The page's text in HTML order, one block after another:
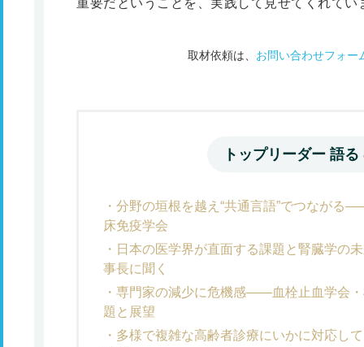
重要だということを、実践して見せてくれてい
取材依頼は、 お問い合わせフォー
トップリーダー 語る
分野の垣根を越え“共通言語”でつながる
床免疫学会
日本の医学界が直面する課題と腎臓学
事長に聞く
専門家の減少に危機感――血栓止血学会
題と展望
多様で複雑な高齢者診療にいかに対応し